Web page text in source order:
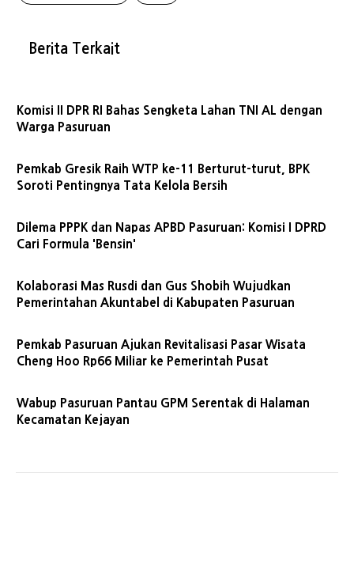
Berita Terkait
Komisi II DPR RI Bahas Sengketa Lahan TNI AL dengan
Warga Pasuruan
Pemkab Gresik Raih WTP ke-11 Berturut-turut, BPK
Soroti Pentingnya Tata Kelola Bersih
Dilema PPPK dan Napas APBD Pasuruan: Komisi I DPRD
Cari Formula 'Bensin'
Kolaborasi Mas Rusdi dan Gus Shobih Wujudkan
Pemerintahan Akuntabel di Kabupaten Pasuruan
Pemkab Pasuruan Ajukan Revitalisasi Pasar Wisata
Cheng Hoo Rp66 Miliar ke Pemerintah Pusat
Wabup Pasuruan Pantau GPM Serentak di Halaman
Kecamatan Kejayan